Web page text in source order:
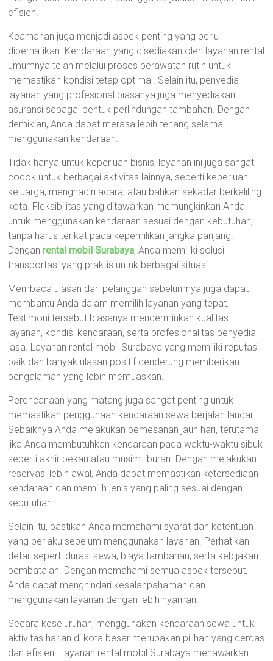
efisien.
Keamanan juga menjadi aspek penting yang perlu
diperhatikan. Kendaraan yang disediakan oleh layanan rental
umumnya telah melalui proses perawatan rutin untuk
memastikan kondisi tetap optimal. Selain itu, penyedia
layanan yang profesional biasanya juga menyediakan
asuransi sebagai bentuk perlindungan tambahan. Dengan
demikian, Anda dapat merasa lebih tenang selama
menggunakan kendaraan.
Tidak hanya untuk keperluan bisnis, layanan ini juga sangat
cocok untuk berbagai aktivitas lainnya, seperti keperluan
keluarga, menghadiri acara, atau bahkan sekadar berkeliling
kota. Fleksibilitas yang ditawarkan memungkinkan Anda
untuk menggunakan kendaraan sesuai dengan kebutuhan,
tanpa harus terikat pada kepemilikan jangka panjang.
Denganrental mobil Surabaya, Anda memiliki solusi
transportasi yang praktis untuk berbagai situasi.
Membaca ulasan dari pelanggan sebelumnya juga dapat
membantu Anda dalam memilih layanan yang tepat.
Testimoni tersebut biasanya mencerminkan kualitas
layanan, kondisi kendaraan, serta profesionalitas penyedia
jasa. Layanan rental mobil Surabaya yang memiliki reputasi
baik dan banyak ulasan positif cenderung memberikan
pengalaman yang lebih memuaskan.
Perencanaan yang matang juga sangat penting untuk
memastikan penggunaan kendaraan sewa berjalan lancar.
Sebaiknya Anda melakukan pemesanan jauh hari, terutama
jika Anda membutuhkan kendaraan pada waktu-waktu sibuk
seperti akhir pekan atau musim liburan. Dengan melakukan
reservasi lebih awal, Anda dapat memastikan ketersediaan
kendaraan dan memilih jenis yang paling sesuai dengan
kebutuhan.
Selain itu, pastikan Anda memahami syarat dan ketentuan
yang berlaku sebelum menggunakan layanan. Perhatikan
detail seperti durasi sewa, biaya tambahan, serta kebijakan
pembatalan. Dengan memahami semua aspek tersebut,
Anda dapat menghindari kesalahpahaman dan
menggunakan layanan dengan lebih nyaman.
Secara keseluruhan, menggunakan kendaraan sewa untuk
aktivitas harian di kota besar merupakan pilihan yang cerdas
dan efisien. Layanan rental mobil Surabaya menawarkan